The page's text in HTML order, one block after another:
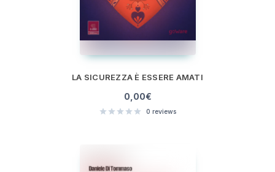
LA SICUREZZA È ESSERE AMATI
0,00€
0 reviews